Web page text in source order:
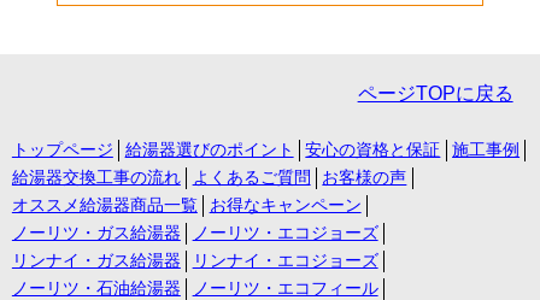
ページTOPに戻る
トップページ 給湯器選びのポイント 安心の資格と保証
施工事例
給湯器交換工事の流れ
よくあるご質問
お客様の声
オススメ給湯器商品一覧
お得なキャンペーン
ノーリツ・ガス給湯器
ノーリツ・エコジョーズ
リンナイ・ガス給湯器
リンナイ・エコジョーズ
ノーリツ・石油給湯器
ノーリツ・エコフィール